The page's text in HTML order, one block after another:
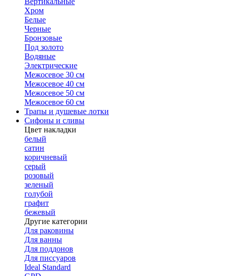
Хром
Белые
Черные
Бронзовые
Под золото
Водяные
Электрические
Межосевое 30 см
Межосевое 40 см
Межосевое 50 см
Межосевое 60 см
Трапы и душевые лотки
Сифоны и сливы
Цвет накладки
белый
сатин
коричневый
серый
розовый
зеленый
голубой
графит
бежевый
Другие категории
Для раковины
Для ванны
Для поддонов
Для писсуаров
Ideal Standard